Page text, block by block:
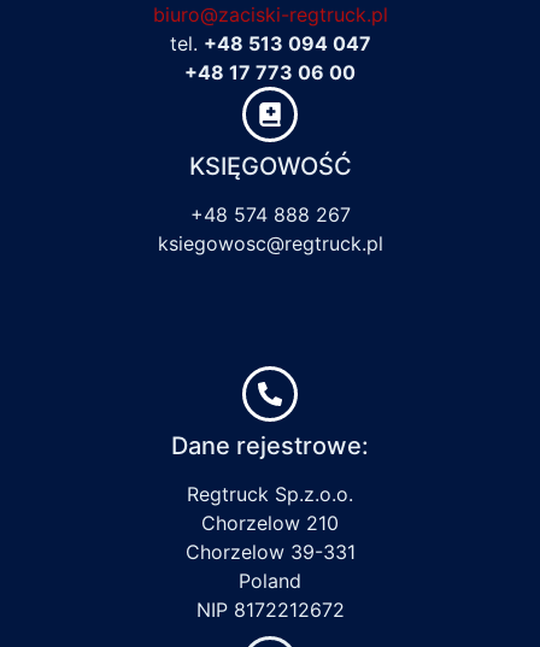
biuro@zaciski-regtruck.pl
tel. +48 513 094 047
+48 17 773 06 00
KSIĘGOWOŚĆ
+48 574 888 267
ksiegowosc@regtruck.pl
Dane rejestrowe:
Regtruck Sp.z.o.o.
Chorzelow 210
Chorzelow 39-331
Poland
NIP 8172212672